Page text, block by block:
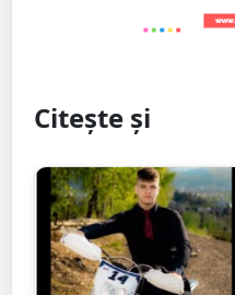
Citește și